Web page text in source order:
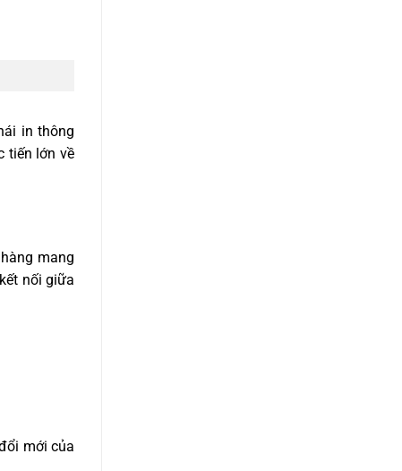
in thông
tiến lớn về
mang
nối giữa
mới của